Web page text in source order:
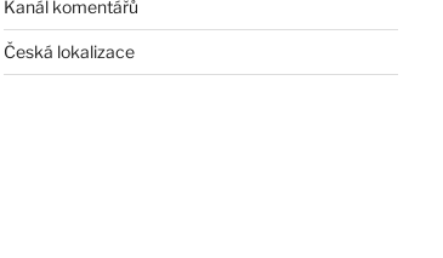
Kanál komentářů
Česká lokalizace